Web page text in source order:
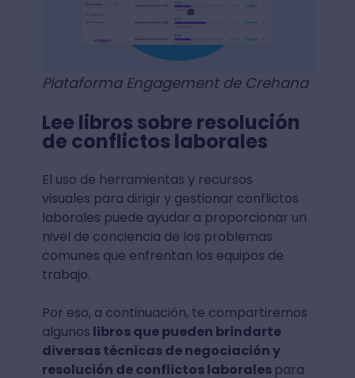
Plataforma Engagement de Crehana
Lee libros sobre resolución
de conflictos laborales
El uso de herramientas y recursos
visuales para dirigir y gestionar conflictos
laborales puede ayudar a proporcionar un
nivel de conciencia de los problemas
comunes que enfrentan los equipos de
trabajo.
Por eso, a continuación, te compartiremos
algunos libros que pueden brindarte
diversas técnicas de negociación y
resolución de conflictos laborales para